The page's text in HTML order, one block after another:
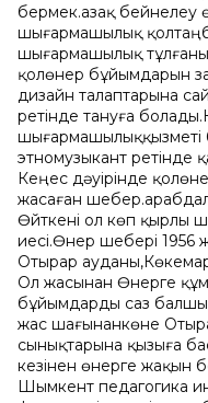
бермек.Қазақ бейнелеу
шығармашылық
шығармашылық
қолөнер бұйымдарын
дизайн талаптарына
ретінде тануға
шығармашылыққызметі
этномузыкант ретінде
Кеңес дəуірінде
жасаған
Өйткені ол көп қырлы
иесі.Өнер шебері 1956
Отырар
Ол жасынан Өнерге
бұйымдарды саз
жас шағынанкөне
сынықтарына қызыға
кезінен өнерге жақын
Шымкент педагогика